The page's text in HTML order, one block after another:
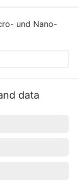
und Nano-
data